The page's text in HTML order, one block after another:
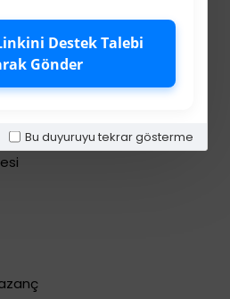
Destek Talebi
Gönder
Bu duyuruyu tekrar gösterme